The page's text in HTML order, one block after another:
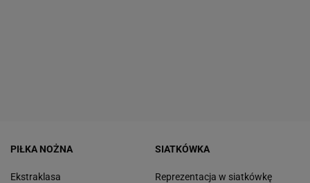
PIŁKA NOŻNA
Ekstraklasa
SIATKÓWKA
Reprezentacja w siatkówkę